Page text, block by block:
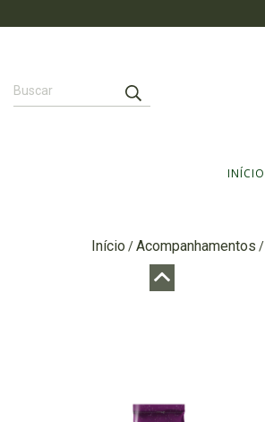
INÍCIO
Início/Acompanhamentos /